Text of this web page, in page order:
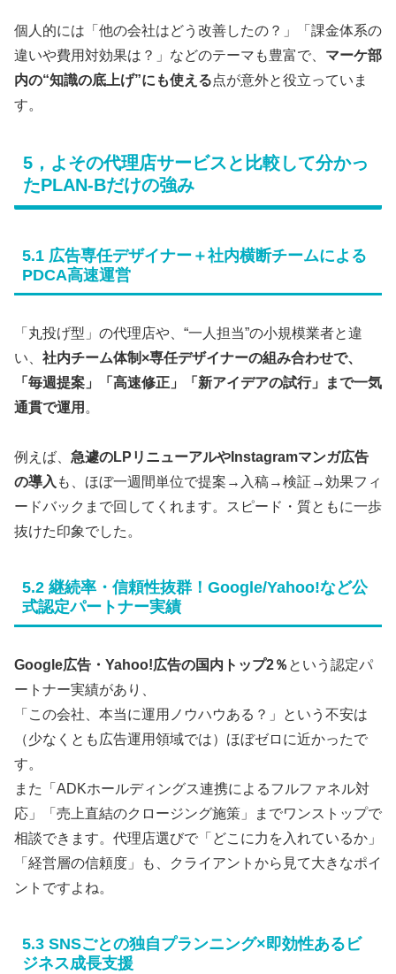
個人的には「他の会社はどう改善したの？」「課金体系の
違いや費用対効果は？」などのテーマも豊富で、 マーケ部
内の“知識の底上げ”にも使える点が意外と役立っていま
す。
5，よその代理店サービスと比較して分かっ
たPLAN-Bだけの強み
5.1 広告専任デザイナー＋社内横断チームによる
PDCA高速運営
「丸投げ型」の代理店や、“一人担当”の小規模業者と違
い、 社内チーム体制×専任デザイナーの組み合わせで、
「毎週提案」「高速修正」「新アイデアの試行」まで一気
通貫で運用 。
例えば、 急遽のLPリニューアルやInstagramマンガ広告
の導入 も、ほぼ一週間単位で提案→入稿→検証→効果フィ
ードバックまで回してくれます。スピード・質ともに一歩
抜けた印象でした。
5.2 継続率・信頼性抜群！Google/Yahoo!など公
式認定パートナー実績
Google広告・Yahoo!広告の国内トップ2％ という認定パ
ートナー実績があり、
「この会社、本当に運用ノウハウある？」という不安は
（少なくとも広告運用領域では）ほぼゼロに近かったで
す。
また「ADKホールディングス連携によるフルファネル対
応」「売上直結のクロージング施策」までワンストップで
相談できます。代理店選びで「どこに力を入れているか」
「経営層の信頼度」も、クライアントから見て大きなポイ
ントですよね。
5.3 SNSごとの独自プランニング×即効性あるビ
ジネス成長支援